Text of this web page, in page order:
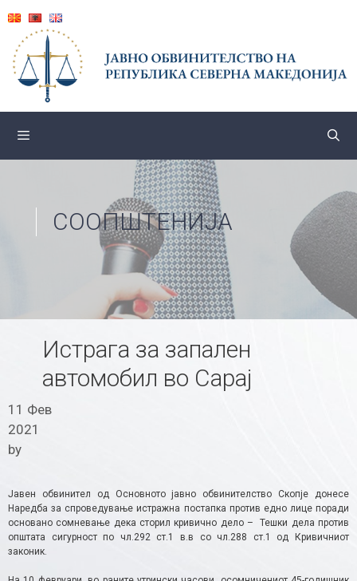
content
СООПШТЕНИЈА
Истрага за запален
автомобил во Сарај
11 Фев
2021
by
Јавен обвинител од Основното јавно обвинителство Скопје донесе
Наредба за спроведување истражна постапка против едно лице поради
основано сомневање дека сторил кривично дело – Тешки дела против
општата сигурност по чл.292 ст.1 в.в со чл.288 ст.1 од Кривичниот
законик.